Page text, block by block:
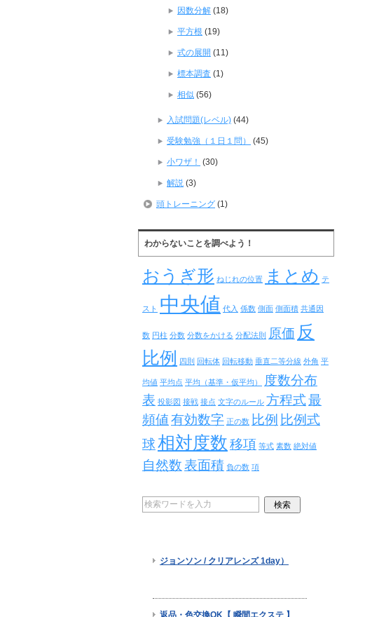
因数分解 (18)
平方根 (19)
式の展開 (11)
標本調査 (1)
相似 (56)
入試問題(レベル) (44)
受験勉強（１日１問） (45)
小ワザ！ (30)
解説 (3)
頭トレーニング (1)
わからないことを調べよう！
おうぎ形 ねじれの位置 まとめ テ
スト 中央値 代入 係数 側面 側面積 共通因
数 円柱 分数 分数をかける 分配法則 原価 反
比例
四則 回転体 回転移動 垂直二等分線 外角 平
均値 平均点 平均（基準・仮平均）
度数分布
表 投影図 接戦 接点 文字のルール 方程式最
頻値有効数字 正の数 比例 比例式
球相対度数移項 等式 素数 絶対値
自然数表面積 負の数 項